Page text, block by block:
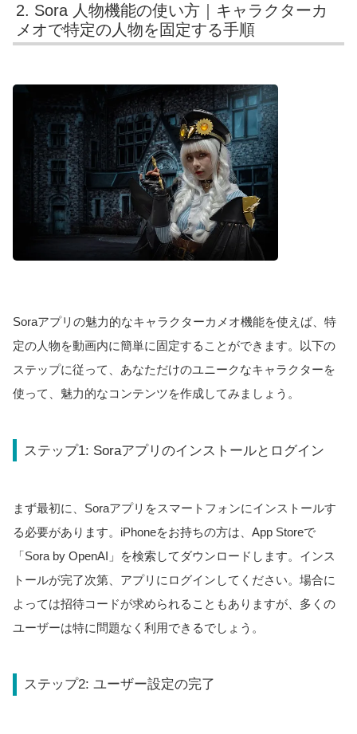
2. Sora 人物機能の使い方｜キャラクターカ
メオで特定の人物を固定する手順
Soraアプリの魅力的なキャラクターカメオ機能を使えば、特
定の人物を動画内に簡単に固定することができます。以下の
ステップに従って、あなただけのユニークなキャラクターを
使って、魅力的なコンテンツを作成してみましょう。
ステップ1: Soraアプリのインストールとログイン
まず最初に、Soraアプリをスマートフォンにインストールす
る必要があります。iPhoneをお持ちの方は、App Storeで
「Sora by OpenAI」を検索してダウンロードします。インス
トールが完了次第、アプリにログインしてください。場合に
よっては招待コードが求められることもありますが、多くの
ユーザーは特に問題なく利用できるでしょう。
ステップ2: ユーザー設定の完了